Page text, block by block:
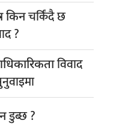
किनचर्किंदै छ
?
विवाद
डुब्छ ?